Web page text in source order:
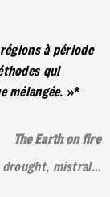
à période
qui
mélangée. »*
The Earth on fire
drought, mistral…